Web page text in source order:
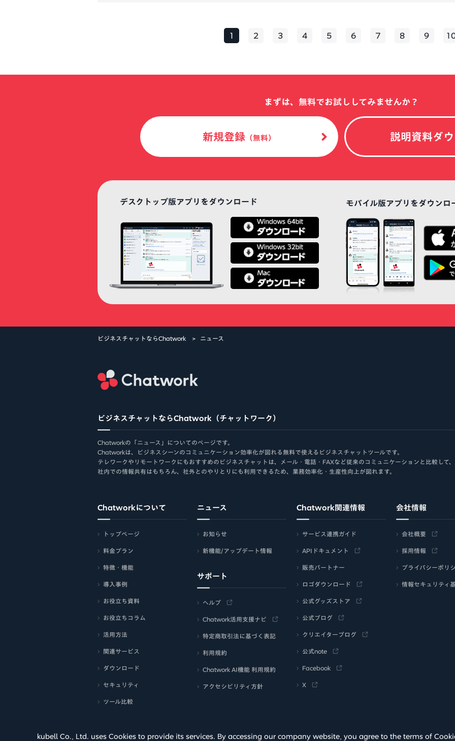
kubell Co., Ltd. uses Cookies to provide its services. By accessing our company website, you agree to the terms of
1 2 3 4 5 6 7 8 9
まずは、無料でお試ししてみませんか？
新規登録 （無料） 説明資料ダ
デスクトップ版アプリをダウンロード モバイル版アプリをダウンロ
ビジネスチャットならChatwork ニュース
ビジネスチャットならChatwork（チャットワーク）
Chatworkの「ニュース」についてのページです。
Chatworkは、ビジネスシーンのコミュニケーション効率化が図れる無料で使えるビジネスチャットツールです。
テレワークやリモートワークにもおすすめのビジネスチャットは、メール・電話・FAXなど従来のコミュニケーションと比較して
社内での情報共有はもちろん、社外とのやりとりにも利用できるため、業務効率化・生産性向上が図れます。
Chatworkについて
トップページ
料金プラン
特徴・機能
導入事例
お役立ち資料
お役立ちコラム
活用方法
関連サービス
ダウンロード
セキュリティ
ツール比較
ニュース
お知らせ
新機能/アップデート情報
サポート
ヘルプ
Chatwork活用支援ナビ
特定商取引法に基づく表記
利用規約
Chatwork AI機能 利用規約
アクセシビリティ方針
Chatwork関連情報
サービス連携ガイド
APIドキュメント
販売パートナー
ロゴダウンロード
公式グッズストア
公式ブログ
クリエイターブログ
公式note
Facebook
X
会社情報
会社概要
採用情報
プライバシーポリ
情報セキュリティ